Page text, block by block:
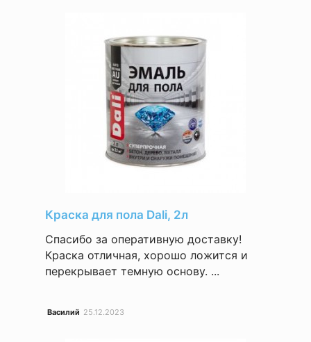
Краска для пола Dali, 2л
Спасибо за оперативную доставку!
Краска отличная, хорошо ложится и
перекрывает темную основу. ...
Василий 25.12.2023